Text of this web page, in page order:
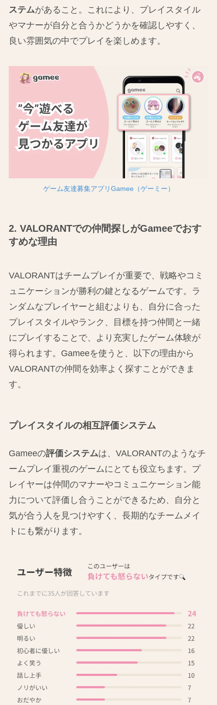
ステムがあること。これにより、プレイスタイル
やマナーが自分と合うかどうかを確認しやすく、
良い雰囲気の中でプレイを楽しめます。
ゲーム友達募集アプリGamee（ゲーミー）
2. VALORANTでの仲間探しがGameeでおす
すめな理由
VALORANTはチームプレイが重要で、戦略やコミ
ュニケーションが勝利の鍵となるゲームです。ラ
ンダムなプレイヤーと組むよりも、自分に合った
プレイスタイルやランク、目標を持つ仲間と一緒
にプレイすることで、より充実したゲーム体験が
得られます。Gameeを使うと、以下の理由から
VALORANTの仲間を効率よく探すことができま
す。
プレイスタイルの相互評価システム
Gameeの評価システムは、VALORANTのようなチ
ームプレイ重視のゲームにとても役立ちます。プ
レイヤーは仲間のマナーやコミュニケーション能
力について評価し合うことができるため、自分と
気が合う人を見つけやすく、長期的なチームメイ
トにも繋がります。